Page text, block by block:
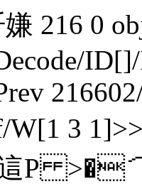
216 0
ID[
W[1 3
這P >�